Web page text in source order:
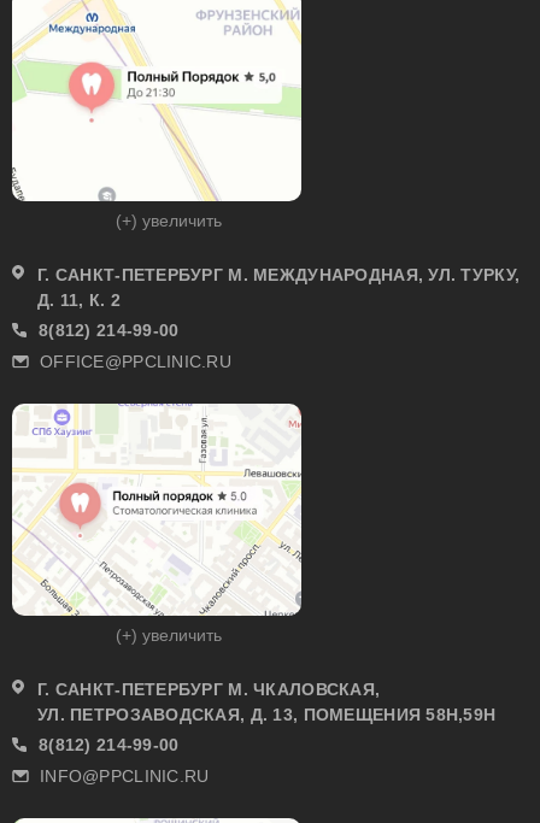
(+) увеличить
Г. САНКТ-ПЕТЕРБУРГ М. МЕЖДУНАРОДНАЯ, УЛ. ТУРКУ,
Д. 11, К. 2
8(812) 214-99-00
OFFICE@PPCLINIC.RU
(+) увеличить
Г. САНКТ-ПЕТЕРБУРГ М. ЧКАЛОВСКАЯ,
УЛ. ПЕТРОЗАВОДСКАЯ, Д. 13, ПОМЕЩЕНИЯ 58Н,59Н
8(812) 214-99-00
INFO@PPCLINIC.RU